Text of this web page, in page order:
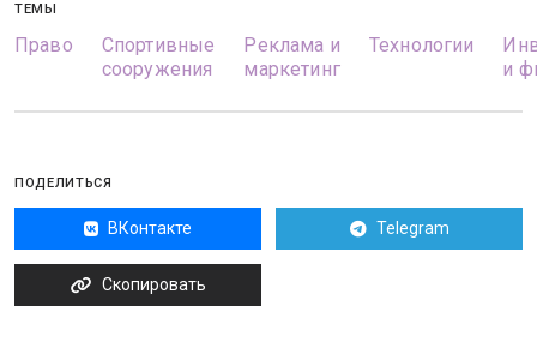
ТЕМЫ
Право
Спортивные
сооружения
Реклама и
маркетинг
Технологии
и
ПОДЕЛИТЬСЯ
ВКонтакте Telegram
Скопировать